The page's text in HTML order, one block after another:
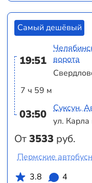
Самый дешёвый
19:51
7 ч 59 м
03:50
От3533 руб.
ворота
Суксун,
ул.
Пермские
3.8
4